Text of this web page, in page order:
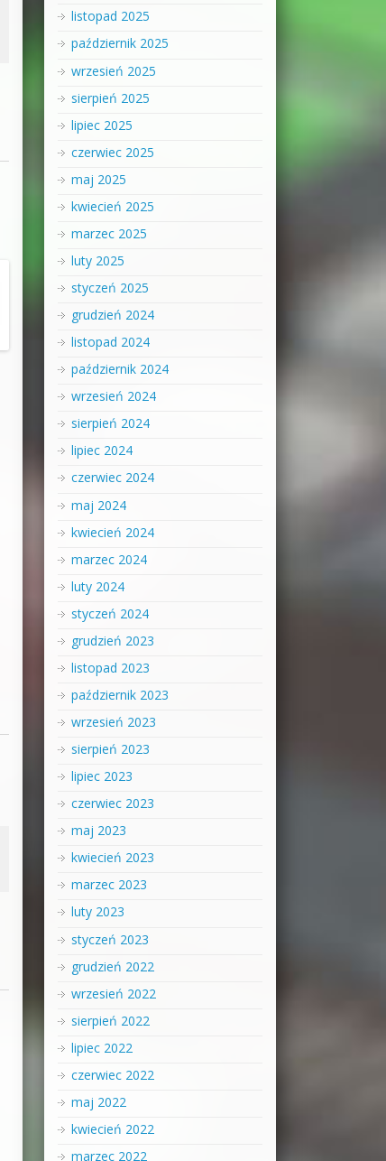
listopad 2025
październik 2025
wrzesień 2025
sierpień 2025
lipiec 2025
czerwiec 2025
maj 2025
kwiecień 2025
marzec 2025
luty 2025
styczeń 2025
grudzień 2024
listopad 2024
październik 2024
wrzesień 2024
sierpień 2024
lipiec 2024
czerwiec 2024
maj 2024
kwiecień 2024
marzec 2024
luty 2024
styczeń 2024
grudzień 2023
listopad 2023
październik 2023
wrzesień 2023
sierpień 2023
lipiec 2023
czerwiec 2023
maj 2023
kwiecień 2023
marzec 2023
luty 2023
styczeń 2023
grudzień 2022
wrzesień 2022
sierpień 2022
lipiec 2022
czerwiec 2022
maj 2022
kwiecień 2022
marzec 2022